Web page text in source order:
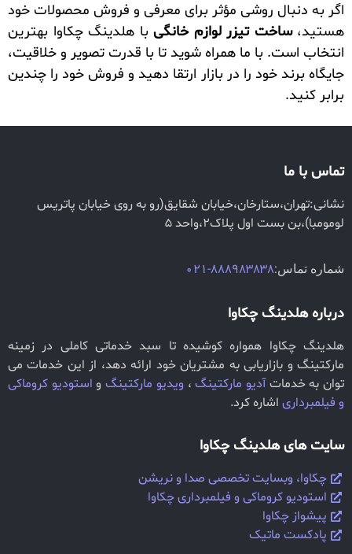
اگر به دنبال روشی مؤثر برای معرفی و فروش محصولات خود
هستید،ساخت تیزر لوازم خانگی با هلدینگ چکاوا بهترین
انتخاب است. با ما همراه شوید تا با قدرت تصویر و خلاقیت،
جایگاه برند خود را در بازار ارتقا دهید و فروش خود را چندین
برابر کنید.
تماس با ما
نشانی:تهران،ستارخان،خیابان شقایق(رو به روی خیابان پاتریس
لومومبا)،بن بست اول پلاک2،واحد 5
شماره تماس:888983838-021
درباره هلدینگ چکاوا
هلدینگ چکاوا همواره کوشیده تا سبد خدماتی کاملی در زمینه
مارکتینگ و بازاریابی به مشتریان خود ارائه دهد، از این خدمات می
توان به خدماتآدیو مارکتینگ،ویدیو مارکتینگو استودیو کروماکی
و فیلمبرداری اشاره کرد.
سایت های هلدینگ چکاوا
چکاوا، وبسایت تخصصی صدا و نریشن
استودیو کروماکی و فیلمبرداری چکاوا
پیشواز چکاوا
پادکست ماتیک